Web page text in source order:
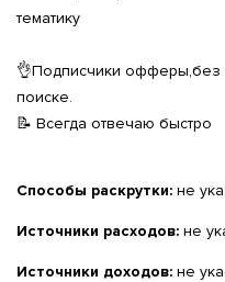
тематику
👌Подписчики офферы,без
поиске.
📝 Всегда отвечаю быстро
Способы раскрутки: не
Источники расходов: не
Источники доходов: не